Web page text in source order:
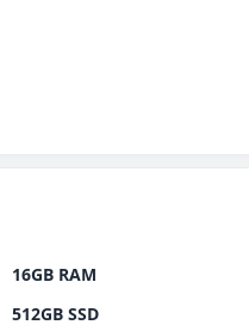
16GB RAM
512GB SSD